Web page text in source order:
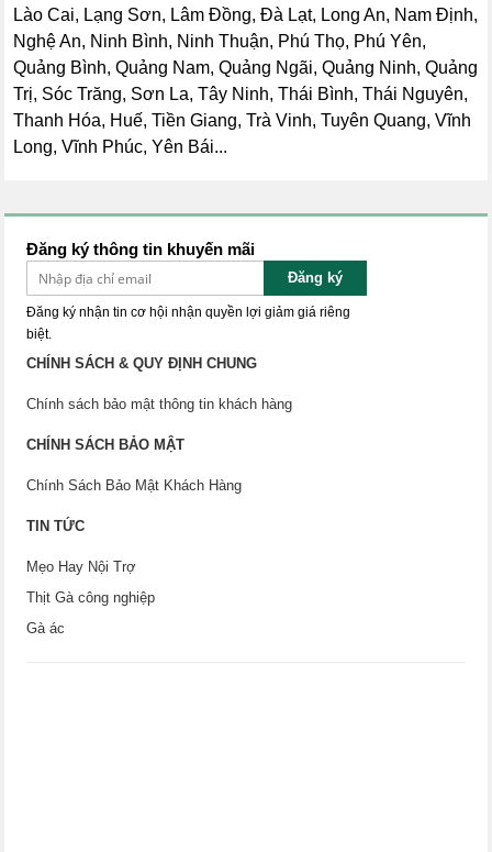
Lào Cai, Lạng Sơn, Lâm Đồng, Đà Lạt, Long An, Nam Định,
Nghệ An, Ninh Bình, Ninh Thuận, Phú Thọ, Phú Yên,
Quảng Bình, Quảng Nam, Quảng Ngãi, Quảng Ninh, Quảng
Trị, Sóc Trăng, Sơn La, Tây Ninh, Thái Bình, Thái Nguyên,
Thanh Hóa, Huế, Tiền Giang, Trà Vinh, Tuyên Quang, Vĩnh
Long, Vĩnh Phúc, Yên Bái...
Đăng ký thông tin khuyến mãi
Đăng ký
Đăng ký nhận tin cơ hội nhận quyền lợi giảm giá riêng
biệt.
CHÍNH SÁCH & QUY ĐỊNH CHUNG
Chính sách bảo mật thông tin khách hàng
CHÍNH SÁCH BẢO MẬT
Chính Sách Bảo Mật Khách Hàng
TIN TỨC
Mẹo Hay Nội Trợ
Thịt Gà công nghiệp
Gà ác